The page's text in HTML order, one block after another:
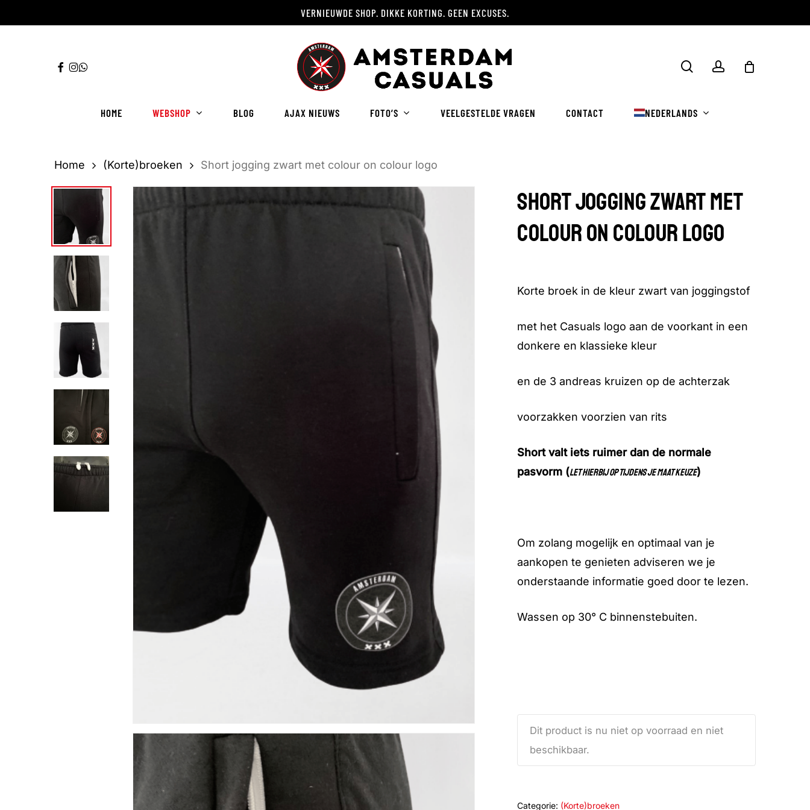
direct
VERNIEUWDE SHOP. DIKKE KORTING. GEEN EXCUSES.
FACEBOOK
INSTAGRAM
WHATSAPP
HOME WEBSHOP BLOG AJAX NIEUWS FOTO’S VEELGESTELDE VRAGEN CONTACT NEDERLANDS
Winkelwagen
Home (Korte)broeken Short jogging zwart met colour on colour logo
SHORT JOGGING ZWART MET
COLOUR ON COLOUR LOGO
Korte broek in de kleur zwart van joggingstof
met het Casuals logo aan de voorkant in een
donkere en klassieke kleur
en de 3 andreas kruizen op de achterzak
voorzakken voorzien van rits
Short valt iets ruimer dan de normale
pasvorm (let hierbij op tijdens je maat keuze)
Om zolang mogelijk en optimaal van je
aankopen te genieten adviseren we je
onderstaande informatie goed door te lezen.
Wassen op 30° C binnenstebuiten.
Dit product is nu niet op voorraad en niet
beschikbaar.
Categorie: (Korte)broeken